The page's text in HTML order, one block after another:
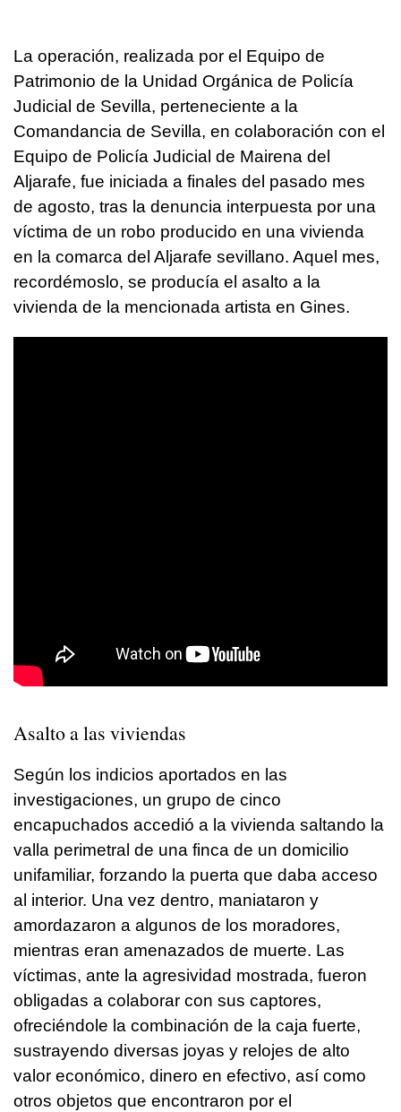
La operación, realizada por el Equipo de
Patrimonio de la Unidad Orgánica de Policía
Judicial de Sevilla, perteneciente a la
Comandancia de Sevilla, en colaboración con el
Equipo de Policía Judicial de Mairena del
Aljarafe, fue iniciada a finales del pasado mes
de agosto, tras la denuncia interpuesta por una
víctima de un robo producido en una vivienda
en la comarca del Aljarafe sevillano. Aquel mes,
recordémoslo, se producía el asalto a la
vivienda de la mencionada artista en Gines.
Asalto a las viviendas
Según los indicios aportados en las
investigaciones, un grupo de cinco
encapuchados accedió a la vivienda saltando la
valla perimetral de una finca de un domicilio
unifamiliar, forzando la puerta que daba acceso
al interior. Una vez dentro, maniataron y
amordazaron a algunos de los moradores,
mientras eran amenazados de muerte. Las
víctimas, ante la agresividad mostrada, fueron
obligadas a colaborar con sus captores,
ofreciéndole la combinación de la caja fuerte,
sustrayendo diversas joyas y relojes de alto
valor económico, dinero en efectivo, así como
otros objetos que encontraron por el